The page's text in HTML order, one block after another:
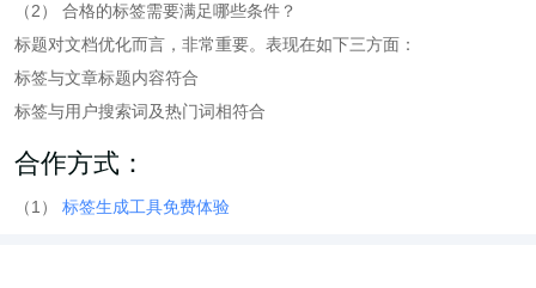
（2） 合格的标签需要满足哪些条件？
标题对文档优化而言，非常重要。表现在如下三方面：
标签与文章标题内容符合
标签与用户搜索词及热门词相符合
合作方式：
（1） 标签生成工具免费体验